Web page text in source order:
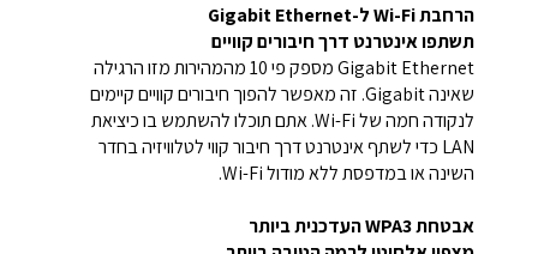
הרחבת Wi-Fi ל-Gigabit Ethernet
תשתפו אינטרנט דרך חיבורים קוויים
Gigabit Ethernet מספק פי 10 מהמהירות מזו הרגילה
שאינה Gigabit. זה מאפשר להפוך חיבורים קוויים קיימים
לנקודה חמה של Wi-Fi. אתם תוכלו להשתמש בו כיציאת
LAN כדי לשתף אינטרנט דרך חיבור קווי לטלוויזיה בחדר
השינה או במדפסת ללא מודול Wi-Fi.
אבטחת WPA3 העדכנית ביותר